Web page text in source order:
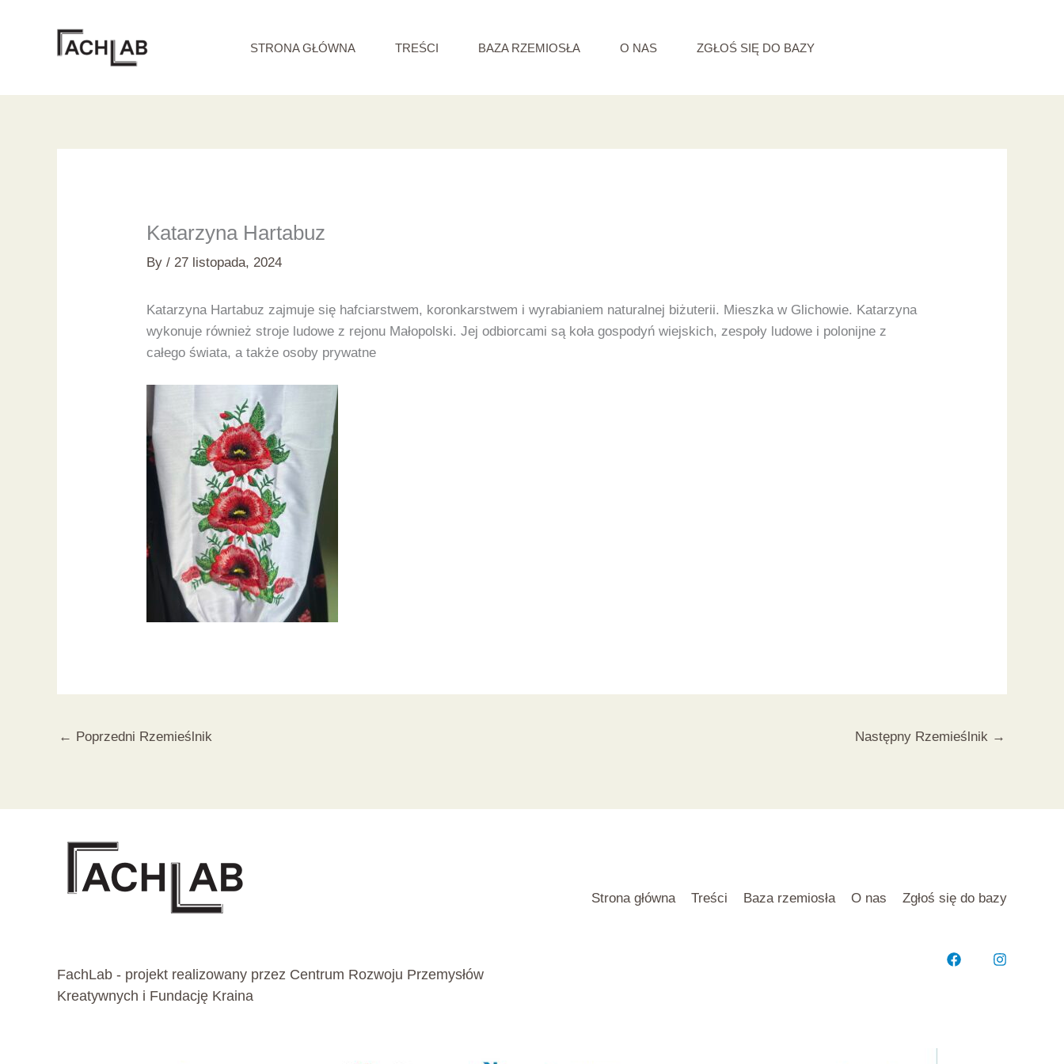
STRONA GŁÓWNA TREŚCI BAZA RZEMIOSŁA O NAS ZGŁOŚ SIĘ DO BAZY
Katarzyna Hartabuz
By/ 27 listopada, 2024
Katarzyna Hartabuz zajmuje się hafciarstwem, koronkarstwem i wyrabianiem naturalnej biżuterii. Mieszka w Glichowie. Katarzyna
wykonuje również stroje ludowe z rejonu Małopolski. Jej odbiorcami są koła gospodyń wiejskich, zespoły ludowe i polonijne z
całego świata, a także osoby prywatne
← Poprzedni Rzemieślnik Następny Rzemieślnik →
FachLab - projekt realizowany przez Centrum Rozwoju Przemysłów
Kreatywnych i Fundację Kraina
Strona główna Treści Baza rzemiosła O nas Zgłoś się do bazy